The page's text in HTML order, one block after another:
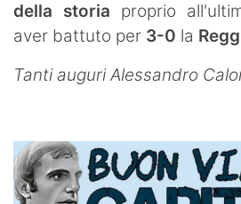
della storia proprio
aver battuto per 3-0 la
Tanti auguri Alessandro